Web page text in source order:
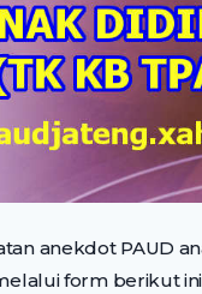
anekdot PAUD
form berikut